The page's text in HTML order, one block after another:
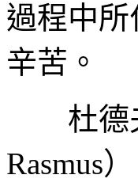
過程中
辛苦。
杜德夫
Rasmus